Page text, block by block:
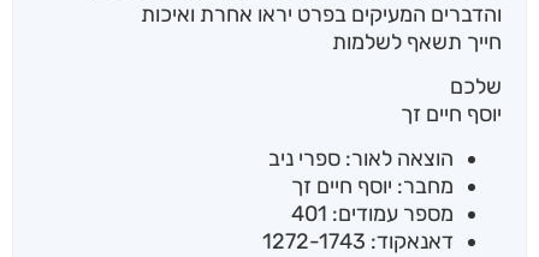
והדברים המעיקים בפרט יראו אחרת ואיכות
חייך תשאף לשלמות
שלכם
יוסף חיים זך
הוצאה לאור: ספרי ניב
מחבר: יוסף חיים זך
מספר עמודים: 401
דאנאקוד: 1272-1743